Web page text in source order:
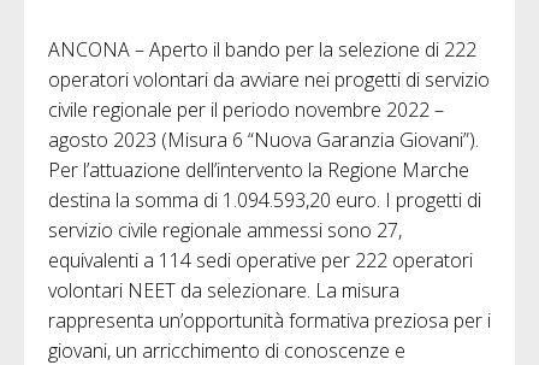
ANCONA – Aperto il bando per la selezione di 222
operatori volontari da avviare nei progetti di servizio
civile regionale per il periodo novembre 2022 –
agosto 2023 (Misura 6 “Nuova Garanzia Giovani”).
Per l’attuazione dell’intervento la Regione Marche
destina la somma di 1.094.593,20 euro. I progetti di
servizio civile regionale ammessi sono 27,
equivalenti a 114 sedi operative per 222 operatori
volontari NEET da selezionare. La misura
rappresenta un’opportunità formativa preziosa per i
giovani, un arricchimento di conoscenze e